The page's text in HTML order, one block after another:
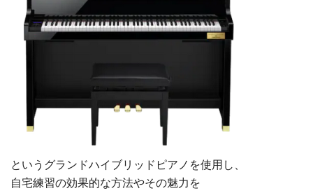
というグランドハイブリッドピアノを使用し、
自宅練習の効果的な方法やその魅力を